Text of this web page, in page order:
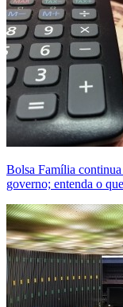
Bolsa Família
governo; entenda o